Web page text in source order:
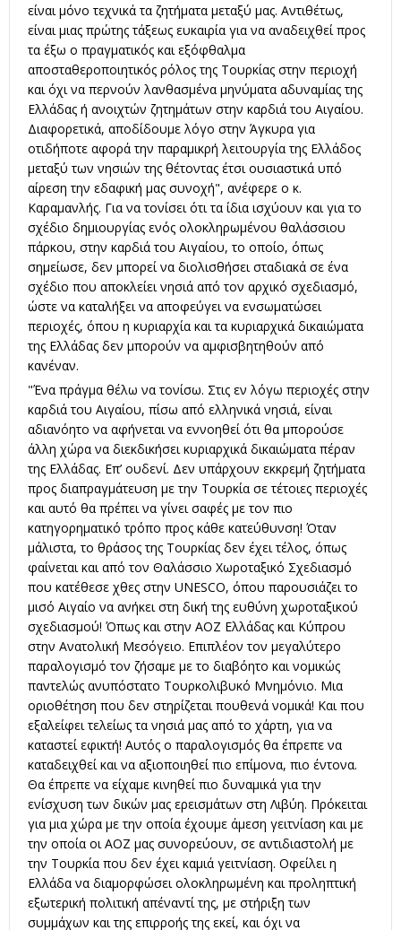
είναι μόνο τεχνικά τα ζητήματα μεταξύ μας. Αντιθέτως,
είναι μιας πρώτης τάξεως ευκαιρία για να αναδειχθεί προς
τα έξω ο πραγματικός και εξόφθαλμα
αποσταθεροποιητικός ρόλος της Τουρκίας στην περιοχή
και όχι να περνούν λανθασμένα μηνύματα αδυναμίας της
Ελλάδας ή ανοιχτών ζητημάτων στην καρδιά του Αιγαίου.
Διαφορετικά, αποδίδουμε λόγο στην Άγκυρα για
οτιδήποτε αφορά την παραμικρή λειτουργία της Ελλάδος
μεταξύ των νησιών της θέτοντας έτσι ουσιαστικά υπό
αίρεση την εδαφική μας συνοχή", ανέφερε ο κ.
Καραμανλής. Για να τονίσει ότι τα ίδια ισχύουν και για το
σχέδιο δημιουργίας ενός ολοκληρωμένου θαλάσσιου
πάρκου, στην καρδιά του Αιγαίου, το οποίο, όπως
σημείωσε, δεν μπορεί να διολισθήσει σταδιακά σε ένα
σχέδιο που αποκλείει νησιά από τον αρχικό σχεδιασμό,
ώστε να καταλήξει να αποφεύγει να ενσωματώσει
περιοχές, όπου η κυριαρχία και τα κυριαρχικά δικαιώματα
της Ελλάδας δεν μπορούν να αμφισβητηθούν από
κανέναν.
"Ένα πράγμα θέλω να τονίσω. Στις εν λόγω περιοχές στην
καρδιά του Αιγαίου, πίσω από ελληνικά νησιά, είναι
αδιανόητο να αφήνεται να εννοηθεί ότι θα μπορούσε
άλλη χώρα να διεκδικήσει κυριαρχικά δικαιώματα πέραν
της Ελλάδας. Επ’ ουδενί. Δεν υπάρχουν εκκρεμή ζητήματα
προς διαπραγμάτευση με την Τουρκία σε τέτοιες περιοχές
και αυτό θα πρέπει να γίνει σαφές με τον πιο
κατηγορηματικό τρόπο προς κάθε κατεύθυνση! Όταν
μάλιστα, το θράσος της Τουρκίας δεν έχει τέλος, όπως
φαίνεται και από τον Θαλάσσιο Χωροταξικό Σχεδιασμό
που κατέθεσε χθες στην UNESCO, όπου παρουσιάζει το
μισό Αιγαίο να ανήκει στη δική της ευθύνη χωροταξικού
σχεδιασμού! Όπως και στην ΑΟΖ Ελλάδας και Κύπρου
στην Ανατολική Μεσόγειο. Επιπλέον τον μεγαλύτερο
παραλογισμό τον ζήσαμε με το διαβόητο και νομικώς
παντελώς ανυπόστατο Τουρκολιβυκό Μνημόνιο. Μια
οριοθέτηση που δεν στηρίζεται πουθενά νομικά! Και που
εξαλείφει τελείως τα νησιά μας από το χάρτη, για να
καταστεί εφικτή! Αυτός ο παραλογισμός θα έπρεπε να
καταδειχθεί και να αξιοποιηθεί πιο επίμονα, πιο έντονα.
Θα έπρεπε να είχαμε κινηθεί πιο δυναμικά για την
ενίσχυση των δικών μας ερεισμάτων στη Λιβύη. Πρόκειται
για μια χώρα με την οποία έχουμε άμεση γειτνίαση και με
την οποία οι ΑΟΖ μας συνορεύουν, σε αντιδιαστολή με
την Τουρκία που δεν έχει καμιά γειτνίαση. Οφείλει η
Ελλάδα να διαμορφώσει ολοκληρωμένη και προληπτική
εξωτερική πολιτική απέναντί της, με στήριξη των
συμμάχων και της επιρροής της εκεί, και όχι να